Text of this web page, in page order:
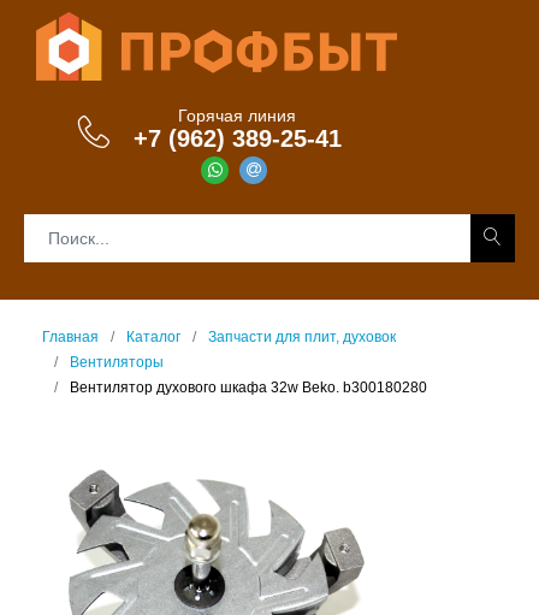
Горячая линия
+7 (962) 389-25-41
Главная Каталог
Запчасти для плит, духовок
Вентиляторы
Вентилятор духового шкафа 32w Beko. b300180280